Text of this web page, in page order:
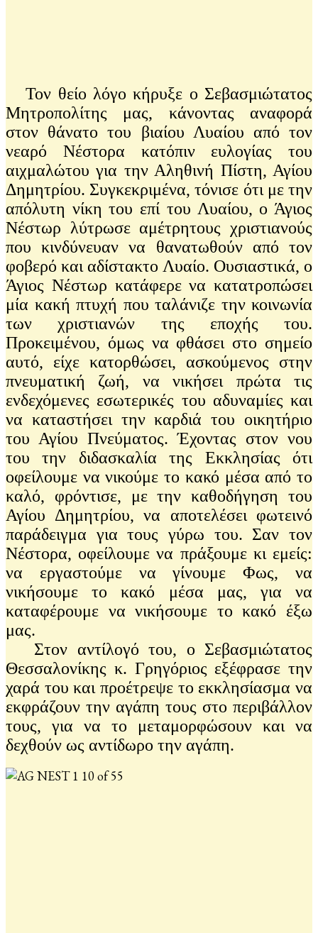
Τον θείο λόγο κήρυξε ο Σεβασμιώτατος
Μητροπολίτης μας, κάνοντας αναφορά
στον θάνατο του βιαίου Λυαίου από τον
νεαρό Νέστορα κατόπιν ευλογίας του
αιχμαλώτου για την Αληθινή Πίστη, Αγίου
Δημητρίου. Συγκεκριμένα, τόνισε ότι με την
απόλυτη νίκη του επί του Λυαίου, ο Άγιος
Νέστωρ λύτρωσε αμέτρητους χριστιανούς
που κινδύνευαν να θανατωθούν από τον
φοβερό και αδίστακτο Λυαίο. Ουσιαστικά, ο
Άγιος Νέστωρ κατάφερε να κατατροπώσει
μία κακή πτυχή που ταλάνιζε την κοινωνία
των χριστιανών της εποχής του.
Προκειμένου, όμως να φθάσει στο σημείο
αυτό, είχε κατορθώσει, ασκούμενος στην
πνευματική ζωή, να νικήσει πρώτα τις
ενδεχόμενες εσωτερικές του αδυναμίες και
να καταστήσει την καρδιά του οικητήριο
του Αγίου Πνεύματος. Έχοντας στον νου
του την διδασκαλία της Εκκλησίας ότι
οφείλουμε να νικούμε το κακό μέσα από το
καλό, φρόντισε, με την καθοδήγηση του
Αγίου Δημητρίου, να αποτελέσει φωτεινό
παράδειγμα για τους γύρω του. Σαν τον
Νέστορα, οφείλουμε να πράξουμε κι εμείς:
να εργαστούμε να γίνουμε Φως, να
νικήσουμε το κακό μέσα μας, για να
καταφέρουμε να νικήσουμε το κακό έξω
μας.
Στον αντίλογό του, ο Σεβασμιώτατος
Θεσσαλονίκης κ. Γρηγόριος εξέφρασε την
χαρά του και προέτρεψε το εκκλησίασμα να
εκφράζουν την αγάπη τους στο περιβάλλον
τους, για να το μεταμορφώσουν και να
δεχθούν ως αντίδωρο την αγάπη.